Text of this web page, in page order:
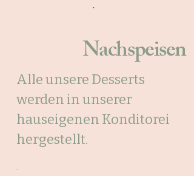
Nachspeisen
Alle unsere Desserts
werden in unserer
hauseigenen Konditorei
hergestellt.